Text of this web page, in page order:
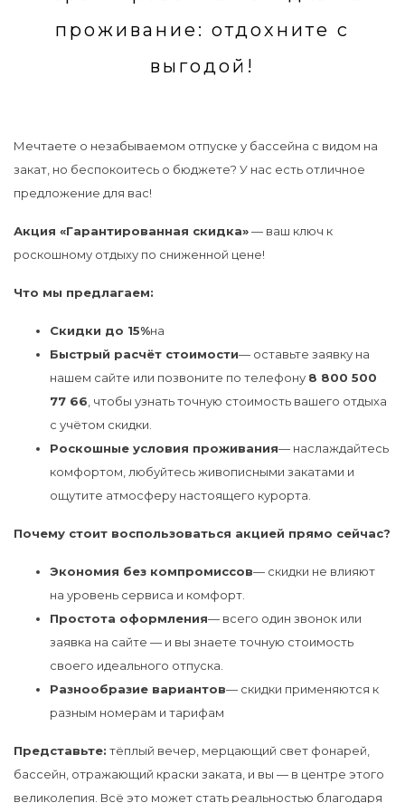
проживание: отдохните с
выгодой!
Мечтаете о незабываемом отпуске у бассейна с видом на
закат, но беспокоитесь о бюджете? У нас есть отличное
предложение для вас!
Акция «Гарантированная скидка»— ваш ключ к
роскошному отдыху по сниженной цене!
Что мы предлагаем:
Скидки до 15%на
Быстрый расчёт стоимости— оставьте заявку на
нашем сайте или позвоните по телефону 8 800 500
77 66 , чтобы узнать точную стоимость вашего отдыха
с учётом скидки.
Роскошные условия проживания— наслаждайтесь
комфортом, любуйтесь живописными закатами и
ощутите атмосферу настоящего курорта.
Почему стоит воспользоваться акцией прямо сейчас?
Экономия без компромиссов— скидки не влияют
на уровень сервиса и комфорт.
Простота оформления— всего один звонок или
заявка на сайте — и вы знаете точную стоимость
своего идеального отпуска.
Разнообразие вариантов— скидки применяются к
разным номерам и тарифам
Представьте: тёплый вечер, мерцающий свет фонарей,
бассейн, отражающий краски заката, и вы — в центре этого
великолепия. Всё это может стать реальностью благодаря